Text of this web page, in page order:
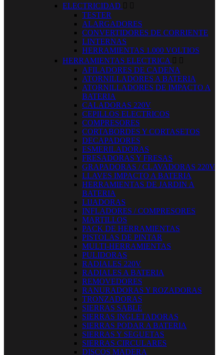
ELECTRICIDAD  
TESTER
ALARGADORES
CONVERTIDORES DE CORRIENTE
LINTERNAS
HERRAMIENTAS 1.000 VOLTIOS
HERRAMIENTAS ELECTRICA  
AFILADORES DE CADENA
ATORNILLADORES A BATERIA
ATORNILLADORES DE IMPACTO A
BATERIA
CALADORAS 220V
CEPILLOS ELECTRICOS
COMPRESORES
CORTABORDES Y CORTASETOS
DECAPADORES
ESMERILADORAS
FRESADORAS Y FRESAS
GRAPADORAS / CLAVADORAS 220V
LLAVES IMPACTO A BATERIA
HERRAMIENTAS DE JARDIN A
BATERIA
LIJADORAS
INFLADORES / COMPRESORES
MARTILLOS
PACK DE HERRAMIENTAS
PISTOLAS DE PINTAR
MULTI-HERRAMIENTAS
PULIDORAS
RADIALES 220V
RADIALES A BATERIA
REMOVEDORES
RANURADORAS Y ROZADORAS
TRONZADORAS
SIERRAS SABLE
SIERRAS INGLETADORAS
SIERRAS PODAR A BATERIA
SIERRAS Y SEGUETAS
SIERRAS CIRCULARES
DISCOS MADERA